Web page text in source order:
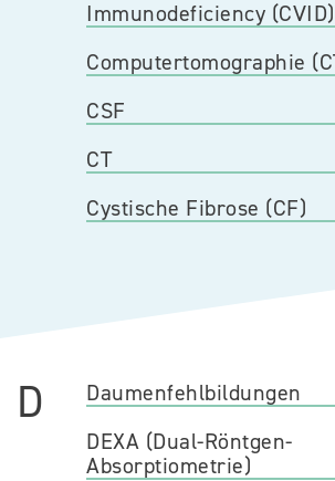
Immunodeficiency (CVID)
Computertomographie
CSF
CT
Cystische Fibrose (CF)
D
Daumenfehlbildungen
DEXA (Dual-Röntgen-
Absorptiometrie)